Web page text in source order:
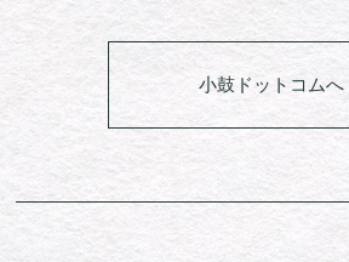
小鼓ドットコムへ